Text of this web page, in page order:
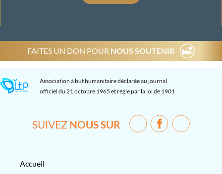
FAITES UN DON POUR NOUS SOUTENIR
Association à but humanitaire déclarée au journal
officiel du 21 octobre 1965 et régie par la loi de 1901
SUIVEZ NOUS SUR
Accueil